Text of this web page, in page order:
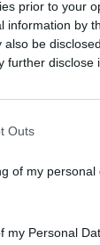
prior to your
by
be
further disclose
Outs
of my personal
my Personal
kelia
Pasaulis